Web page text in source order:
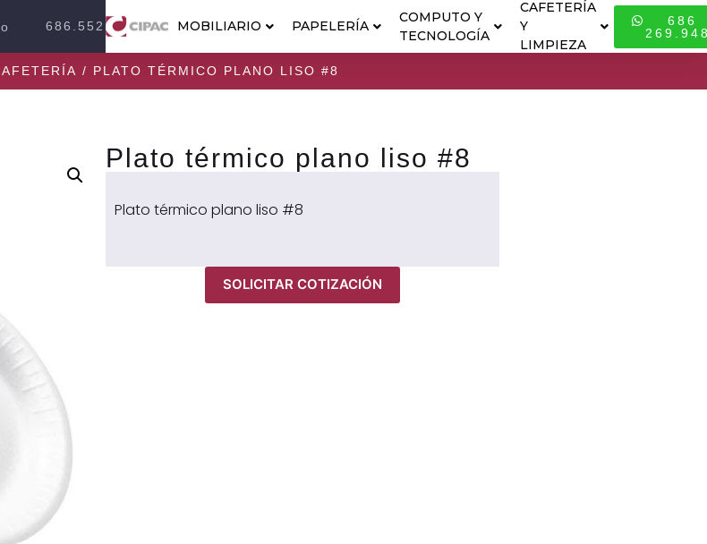
686.552.2100 MOBILIARIO PAPELERÍA
COMPUTO Y
TECNOLOGÍA
CAFETERÍA
Y
LIMPIEZA
686
/ PLATO TÉRMICO PLANO LISO #8
Plato térmico plano liso #8
Plato térmico plano liso #8
SOLICITAR COTIZACIÓN